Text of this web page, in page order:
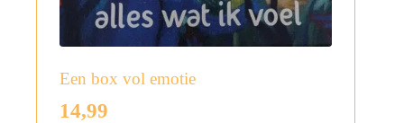
Een box vol emotie
14,99